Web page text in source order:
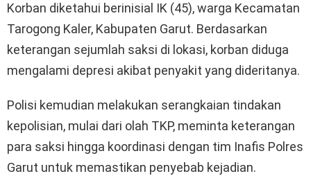
Korban diketahui berinisial IK (45), warga Kecamatan
Tarogong Kaler, Kabupaten Garut. Berdasarkan
keterangan sejumlah saksi di lokasi, korban diduga
mengalami depresi akibat penyakit yang dideritanya.
Polisi kemudian melakukan serangkaian tindakan
kepolisian, mulai dari olah TKP, meminta keterangan
para saksi hingga koordinasi dengan tim Inafis Polres
Garut untuk memastikan penyebab kejadian.